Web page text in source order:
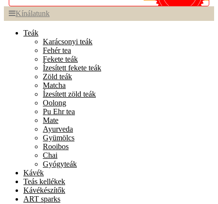
Kínálatunk
Teák
Karácsonyi teák
Fehér tea
Fekete teák
Ízesített fekete teák
Zöld teák
Matcha
Ízesített zöld teák
Oolong
Pu Ehr tea
Mate
Ayurveda
Gyümölcs
Rooibos
Chai
Gyógyteák
Kávék
Teás kellékek
Kávékészítők
ART sparks